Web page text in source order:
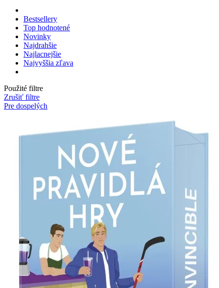
Bestsellery
Top hodnotené
Novinky
Najdrahšie
Najlacnejšie
Najvyššia zľava
Použité filtre
Zrušiť filtre
Pre dospelých